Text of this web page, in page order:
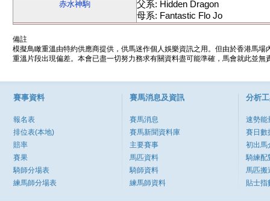
赤水神駒
父系: Hidden Dragon
母系: Fantastic Flo Jo
備註
模擬鳥瞰重溫由特約供應商提供，供馬迷作個人娛樂資訊之用。但由於香港馬
重溫片段出現偏差。本會已盡一切努力務求有關資料盡可能準確，馬會就此並
賽事資料
報名表
排位表(本地)
賠率
賽果
騎師分場表
練馬師分場表
賽馬消息及資訊
賽馬消息
賽馬新聞資料庫
主要賽事
馬匹資料
騎師資料
練馬師資料
分析
速勢能
賽日數
初出馬
騎練配
馬匹搬
貼士指